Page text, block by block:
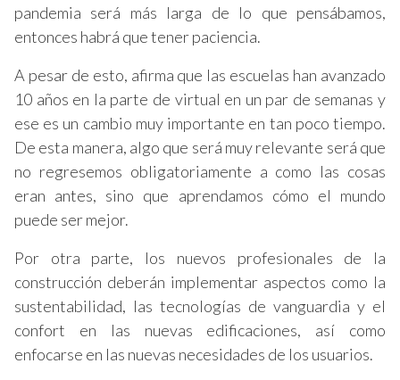
pandemia será más larga de lo que pensábamos,
entonces habrá que tener paciencia.
A pesar de esto, afirma que las escuelas han avanzado
10 años en la parte de virtual en un par de semanas y
ese es un cambio muy importante en tan poco tiempo.
De esta manera, algo que será muy relevante será que
no regresemos obligatoriamente a como las cosas
eran antes, sino que aprendamos cómo el mundo
puede ser mejor.
Por otra parte, los nuevos profesionales de la
construcción deberán implementar aspectos como la
sustentabilidad, las tecnologías de vanguardia y el
confort en las nuevas edificaciones, así como
enfocarse en las nuevas necesidades de los usuarios.